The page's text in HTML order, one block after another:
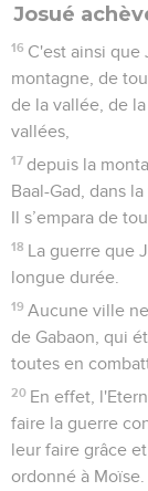
Josué
16 C'est ainsi que
montagne, de
de la vallée, de
vallées,
17 depuis la
Baal-Gad, dans
Il s’empara de
18 La guerre que
longue durée.
19 Aucune ville
de Gabaon, qui
toutes en
20 En effet,
faire la guerre
leur faire grâce
ordonné à Moïse.